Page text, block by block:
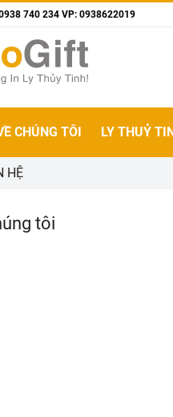
tôi
HỆ
740 234 VP: 0938622019
CHÚNG TÔI LY THUỶ